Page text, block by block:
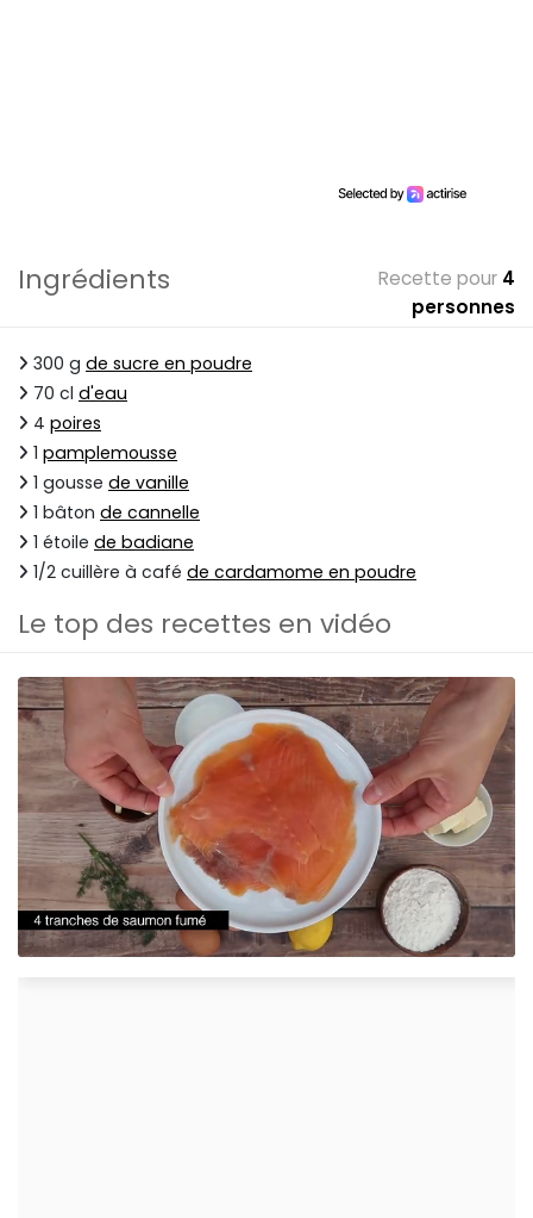
Ingrédients Recette pour 4
personnes
300 g de sucre en poudre
70 cl d'eau
4 poires
1 pamplemousse
1 gousse de vanille
1 bâton de cannelle
1 étoile de badiane
1/2 cuillère à café de cardamome en poudre
Le top des recettes en vidéo